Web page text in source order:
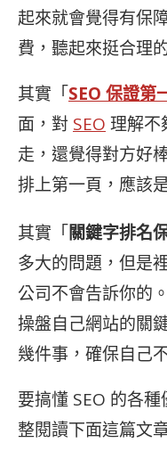
起來就會覺得有保
費，聽起來挺合理
其實「SEO 保證第
面，對 SEO 理解不
走，還覺得對方好
排上第一頁，應該
其實「關鍵字排名
多大的問題，但是
公司不會告訴你的
操盤自己網站的關
幾件事，確保自己
要搞懂 SEO 的各
整閱讀下面這篇文